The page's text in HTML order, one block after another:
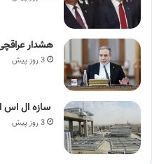
هشدار
3 روز پیش
سازه ال اس
3 روز پیش